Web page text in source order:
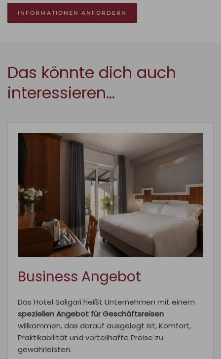
INFORMATIONEN ANFORDERN
Das könnte dich auch
interessieren…
Business Angebot
Das Hotel Saligari heißt Unternehmen mit einem
speziellen Angebot für Geschäftsreisen
willkommen, das darauf ausgelegt ist, Komfort,
Praktikabilität und vorteilhafte Preise zu
gewährleisten.